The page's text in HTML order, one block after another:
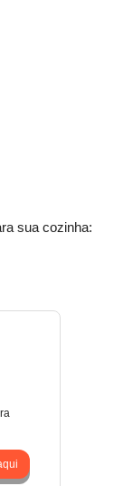
sua cozinha: